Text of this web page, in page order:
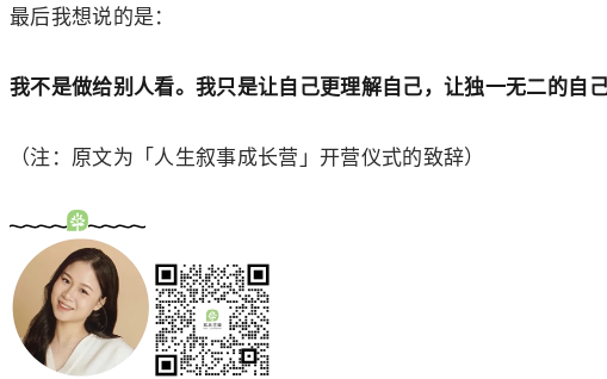
最后我想说的是：
我不是做给别人看。我只是让自己更理解自己，让独一无二的自
（注：原文为「人生叙事成长营」开营仪式的致辞）